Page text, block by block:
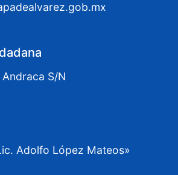
S/N
Adolfo López Mateos»